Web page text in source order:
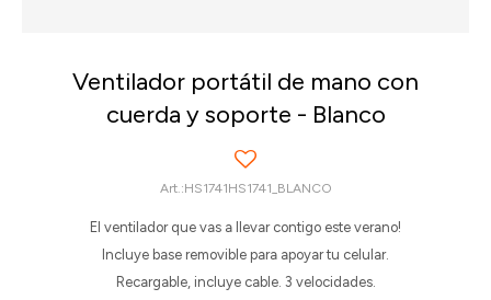
Ventilador portátil de mano con
cuerda y soporte - Blanco
HS1741HS1741_BLANCO
El ventilador que vas a llevar contigo este verano!
Incluye base removible para apoyar tu celular.
Recargable, incluye cable. 3 velocidades.